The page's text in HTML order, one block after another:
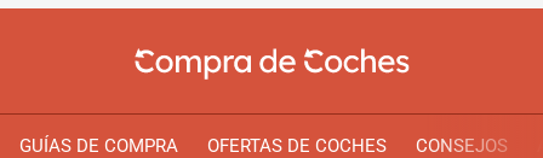
GUÍAS DE COMPRA OFERTAS DE COCHES CONSEJOS